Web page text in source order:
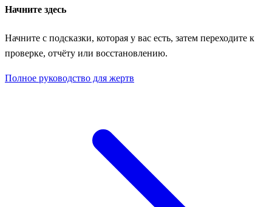
Начните здесь
Начните с подсказки, которая у вас есть, затем переходите к
проверке, отчёту или восстановлению.
Полное руководство для жертв